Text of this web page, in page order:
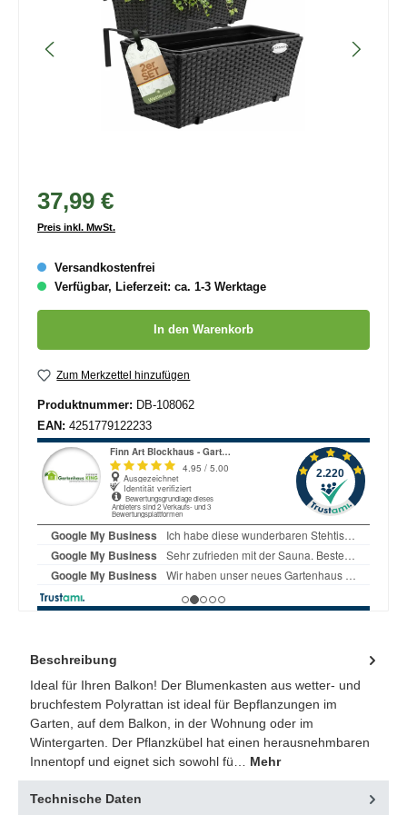
37,99 €
Preis inkl. MwSt.
Versandkostenfrei
Verfügbar, Lieferzeit: ca. 1-3 Werktage
In den Warenkorb
Zum Merkzettel hinzufügen
Produktnummer: DB-108062
EAN: 4251779122233
Beschreibung
Ideal für Ihren Balkon! Der Blumenkasten aus wetter- und
bruchfestem Polyrattan ist ideal für Bepflanzungen im
Garten, auf dem Balkon, in der Wohnung oder im
Wintergarten. Der Pflanzkübel hat einen herausnehmbaren
Innentopf und eignet sich sowohl fü… Mehr
Technische Daten